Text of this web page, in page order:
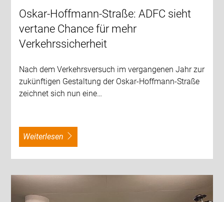
Oskar-Hoffmann-Straße: ADFC sieht
vertane Chance für mehr
Verkehrssicherheit
Nach dem Verkehrsversuch im vergangenen Jahr zur
zukünftigen Gestaltung der Oskar-Hoffmann-Straße
zeichnet sich nun eine…
weiterlesen